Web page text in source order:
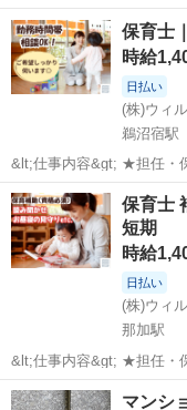
も園の保育士募集◇中番帯
定時間制／1200円～ [職種名]: 認定こども園の保育士 [勤務地・最寄
駅]:...
岐阜 岐阜市 北方
保育士
時給
日払い
(株)ウィ
鵜沼宿駅
&lt;仕事内容&gt; ★担任・
導案などの書類なし 担当クラス： 乳児またはクラスフリー お仕事内
容： ・遊びの見守り、サ
ク ・ごはん...
岐阜 各務原市 鵜
保育士
短期
時給
日払い
(株)ウィ
那加駅
&lt;仕事内容&gt; ★担任・
導案などの書類なし 担当クラス： 乳児またはクラスフリー お仕事内
容： ・遊びの見守り、サ
岐阜 各務原市
マンシ